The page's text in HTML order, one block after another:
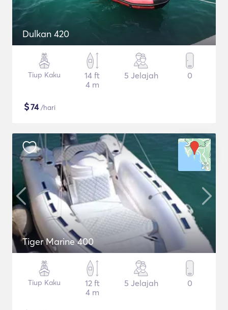
Dulkan 420
Tiup Kaku
14 ft
4 m
5 Jelajah 0
$74/hari
Tiger Marine 400
Tiup Kaku
12 ft
4 m
5 Jelajah 0